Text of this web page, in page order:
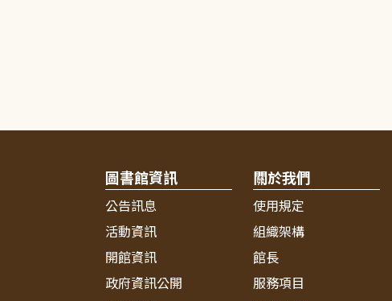
圖書館資訊
公告訊息
活動資訊
開館資訊
政府資訊公開
關於我們
使用規定
組織架構
館長
服務項目